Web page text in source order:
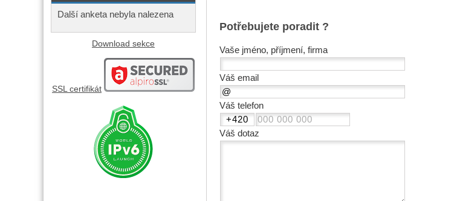
Potřebujete poradit ?
Vaše jméno, příjmení, firma
Váš email
Váš telefon
Váš dotaz
Další anketa nebyla nalezena
Download sekce
SSL certifikát